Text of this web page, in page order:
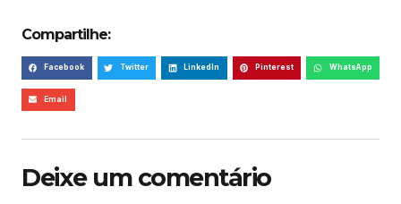
Compartilhe:
Facebook Twitter LinkedIn Pinterest WhatsApp
Email
Deixe um comentário